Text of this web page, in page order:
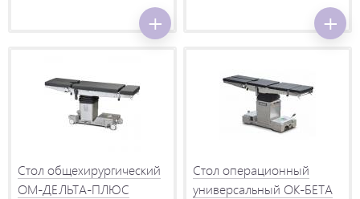
Стол общехирургический
ОМ-ДЕЛЬТА-ПЛЮС
Стол операционный
универсальный ОК-БЕТА